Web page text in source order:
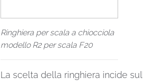
Ringhiera per scala a chiocciola
modello R2 per scala F20
La scelta della ringhiera incide